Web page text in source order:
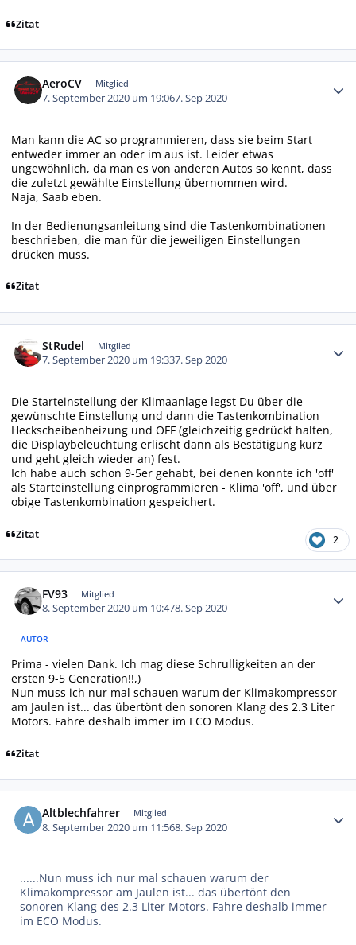
Zitat
AeroCV Mitglied
7. September 2020 um 19:067. Sep 2020
Man kann die AC so programmieren, dass sie beim Start
entweder immer an oder im aus ist. Leider etwas
ungewöhnlich, da man es von anderen Autos so kennt, dass
die zuletzt gewählte Einstellung übernommen wird.
Naja, Saab eben.
In der Bedienungsanleitung sind die Tastenkombinationen
beschrieben, die man für die jeweiligen Einstellungen
drücken muss.
Zitat
StRudel Mitglied
7. September 2020 um 19:337. Sep 2020
Die Starteinstellung der Klimaanlage legst Du über die
gewünschte Einstellung und dann die Tastenkombination
Heckscheibenheizung und OFF (gleichzeitig gedrückt halten,
die Displaybeleuchtung erlischt dann als Bestätigung kurz
und geht gleich wieder an) fest.
Ich habe auch schon 9-5er gehabt, bei denen konnte ich 'off'
als Starteinstellung einprogrammieren - Klima 'off', und über
obige Tastenkombination gespeichert.
Zitat 2
FV93 Mitglied
8. September 2020 um 10:478. Sep 2020
AUTOR
Prima - vielen Dank. Ich mag diese Schrulligkeiten an der
ersten 9-5 Generation!!,)
Nun muss ich nur mal schauen warum der Klimakompressor
am Jaulen ist... das übertönt den sonoren Klang des 2.3 Liter
Motors. Fahre deshalb immer im ECO Modus.
Zitat
Altblechfahrer Mitglied
8. September 2020 um 11:568. Sep 2020
......Nun muss ich nur mal schauen warum der
Klimakompressor am Jaulen ist... das übertönt den
sonoren Klang des 2.3 Liter Motors. Fahre deshalb immer
im ECO Modus.